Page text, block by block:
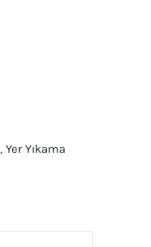
, Yer Yıkama